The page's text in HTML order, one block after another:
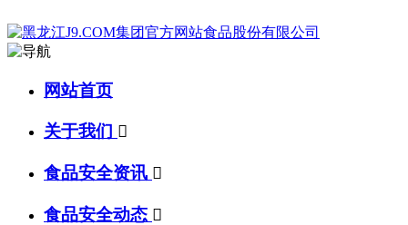
网站首页
关于我们 
食品安全资讯 
食品安全动态 